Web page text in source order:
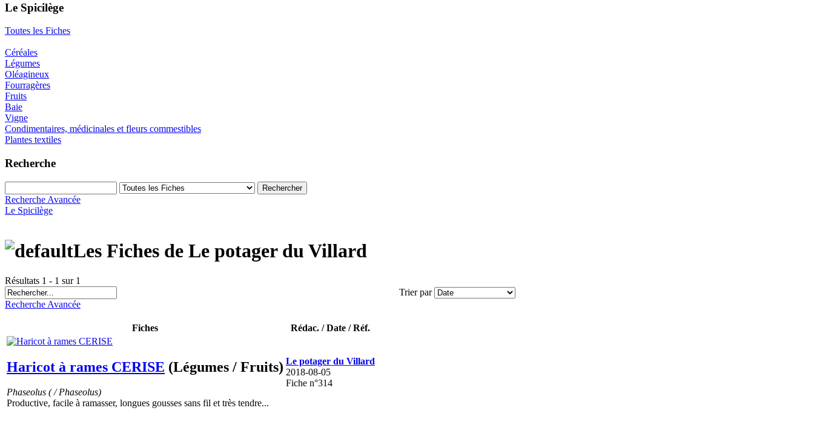
Le Spicilège
Toutes les Fiches
Céréales
Légumes
Oléagineux
Fourragères
Fruits
Baie
Vigne
Condimentaires, médicinales et fleurs commestibles
Plantes textiles
Recherche
Recherche Avancée
Le Spicilège
Les Fiches de Le potager du Villard
Résultats 1 - 1 sur 1
Recherche Avancée
Trier par
Fiches Rédac. / Date / Réf.
Haricot à rames CERISE (Légumes / Fruits)
Phaseolus ( / Phaseolus)
Productive, facile à ramasser, longues gousses sans fil et très tendre...
Le potager du Villard
2018-08-05
Fiche n°314